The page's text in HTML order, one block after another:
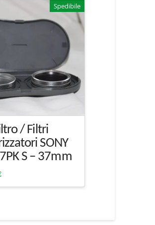
Spedibile
/ Filtri
SONY
S – 37mm